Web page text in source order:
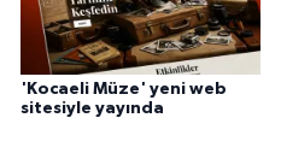
'Kocaeli Müze' yeni web
sitesiyle yayında